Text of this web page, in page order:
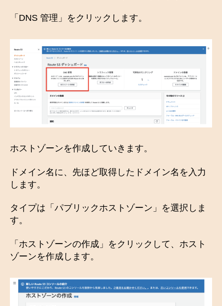
「DNS 管理」をクリックします。
ホストゾーンを作成していきます。
ドメイン名に、先ほど取得したドメイン名を入力
します。
タイプは「パブリックホストゾーン」を選択しま
す。
「ホストゾーンの作成」をクリックして、ホスト
ゾーンを作成します。